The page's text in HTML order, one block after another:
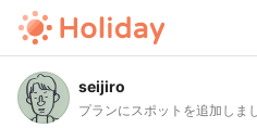
seijiro
プランにスポットを追加しま